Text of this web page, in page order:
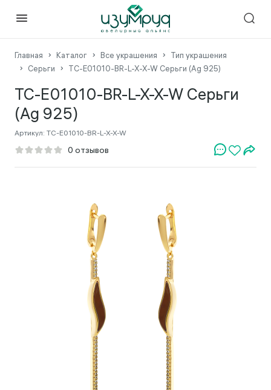
Главная Каталог Все украшения
Тип украшения
Серьги
TC-E01010-BR-L-X-X-W Серьги (Ag 925)
TC-E01010-BR-L-X-X-W Серьги
(Ag 925)
Артикул: TC-E01010-BR-L-X-X-W